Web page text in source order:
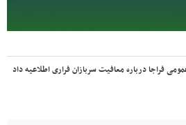
فراجا درباره معافیت سربازان فراری اطلاعیه داد